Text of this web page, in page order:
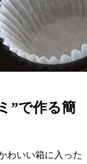
”で作る簡
わいい箱に入った